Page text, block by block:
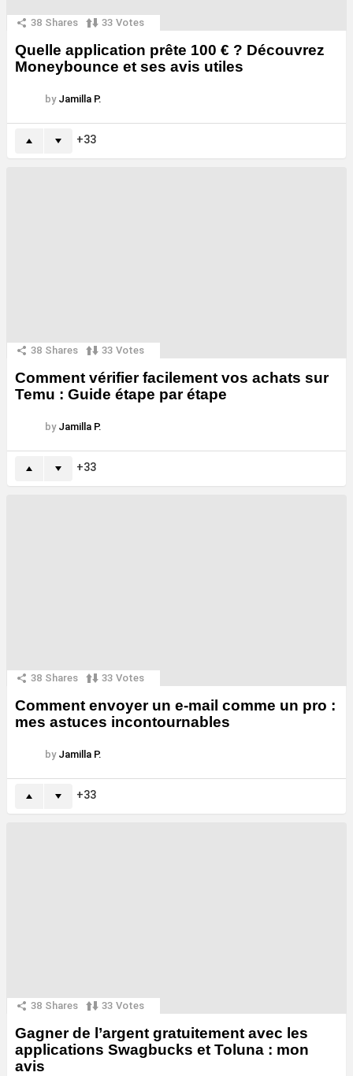
38 Shares 33 Votes
Quelle application prête 100 € ? Découvrez
Moneybounce et ses avis utiles
by Jamilla P.
33
38 Shares 33 Votes
Comment vérifier facilement vos achats sur
Temu : Guide étape par étape
by Jamilla P.
33
38 Shares 33 Votes
Comment envoyer un e-mail comme un pro :
mes astuces incontournables
by Jamilla P.
33
38 Shares 33 Votes
Gagner de l’argent gratuitement avec les
applications Swagbucks et Toluna : mon
avis